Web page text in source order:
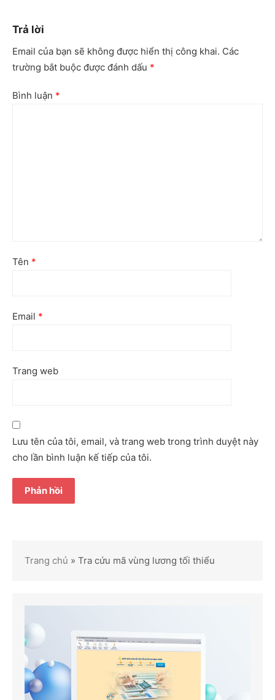
Trả lời
Email của bạn sẽ không được hiển thị công khai. Các
trường bắt buộc được đánh dấu *
Bình luận *
Tên *
Email *
Trang web
Lưu tên của tôi, email, và trang web trong trình duyệt này
cho lần bình luận kế tiếp của tôi.
Trang chủ » Tra cứu mã vùng lương tối thiểu